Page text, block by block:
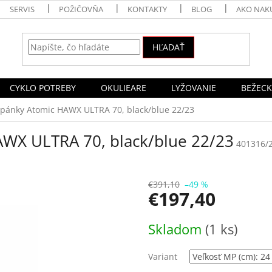
SERVIS POŽIČOVŇA KONTAKTY BLOG AKO
HĽADAŤ
CYKLO POTREBY OKULIEARE LYŽOVANIE
Atomic HAWX ULTRA 70, black/blue 22/23
ULTRA 70, black/blue 22/23 401316/
€391,10 –49 %
€197,40
cena:
Skladom (1 ks)
Variant